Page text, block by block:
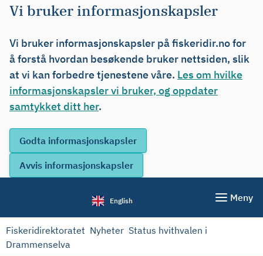
Vi bruker informasjonskapsler
Vi bruker informasjonskapsler på fiskeridir.no for
å forstå hvordan besøkende bruker nettsiden, slik
at vi kan forbedre tjenestene våre. Les om hvilke
informasjonskapsler vi bruker, og oppdater
samtykket ditt her.
English Meny
Fiskeridirektoratet Nyheter Status hvithvalen i
Drammenselva